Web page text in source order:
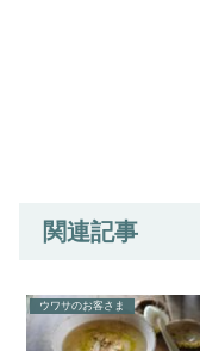
関連記事
ウワサのお客さま